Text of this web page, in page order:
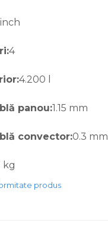
4
4.200 l
panou:1.15 mm
convector:0.3 mm
kg
produs